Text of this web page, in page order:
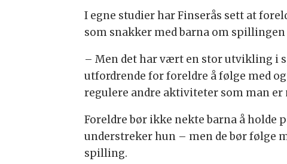
I egne studier har Finserås sett at
som snakker med barna om
– Men det har vært en stor utvikling i
utfordrende for foreldre å følge med
regulere andre aktiviteter som man er
Foreldre bør ikke nekte barna å holde
understreker hun – men de bør følge
spilling.